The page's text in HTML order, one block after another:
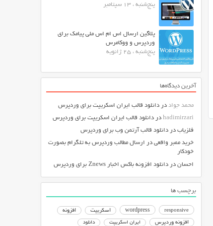
پنج‌شنبه ، 13 سپتامبر
پلاگین ارسال اس ام اس ملی پیامک برای
وردپرس و ووکامرس
پنج‌شنبه ، 25 ژانویه
آخرین دیدگاه‌ها
محمد جواد در دانلود قالب ایران اسکریپت برای وردپرس
hadimirzari در دانلود قالب ایران اسکریپت برای وردپرس
فلزیاب در دانلود قالب آرتمن وب برای وردپرس
خرید ممبر واقعی در ارسال مطالب وردپرس به تلگرام بصورت
خودکار
احسان در دانلود افزونه باکس اخبار Znews برای وردپرس
برچسب ها
responsive
wordpress اسکریپت
افزونه
افزونه وردپرس
ایران اسکریپت دانلود